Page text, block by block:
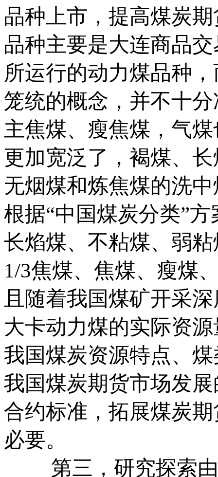
品种上市，提高煤炭
品种主要是大连商品
所运行的动力煤品种
笼统的概念，并不十
主焦煤、瘦焦煤，气
更加宽泛了，褐煤、
无烟煤和炼焦煤的洗
根据“中国煤炭分类”
长焰煤、不粘煤、弱
1/3焦煤、焦煤、瘦煤
且随着我国煤矿开采
大卡动力煤的实际资
我国煤炭资源特点、
我国煤炭期货市场发
合约标准，拓展煤炭
必要。
第三，研究探索由